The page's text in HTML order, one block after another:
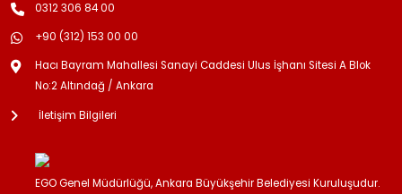
0312 306 84 00
+90 (312) 153 00 00
Hacı Bayram Mahallesi Sanayi Caddesi Ulus İşhanı Sitesi A Blok
No:2 Altındağ / Ankara
İletişim Bilgileri
EGO Genel Müdürlüğü, Ankara Büyükşehir Belediyesi Kuruluşudur.